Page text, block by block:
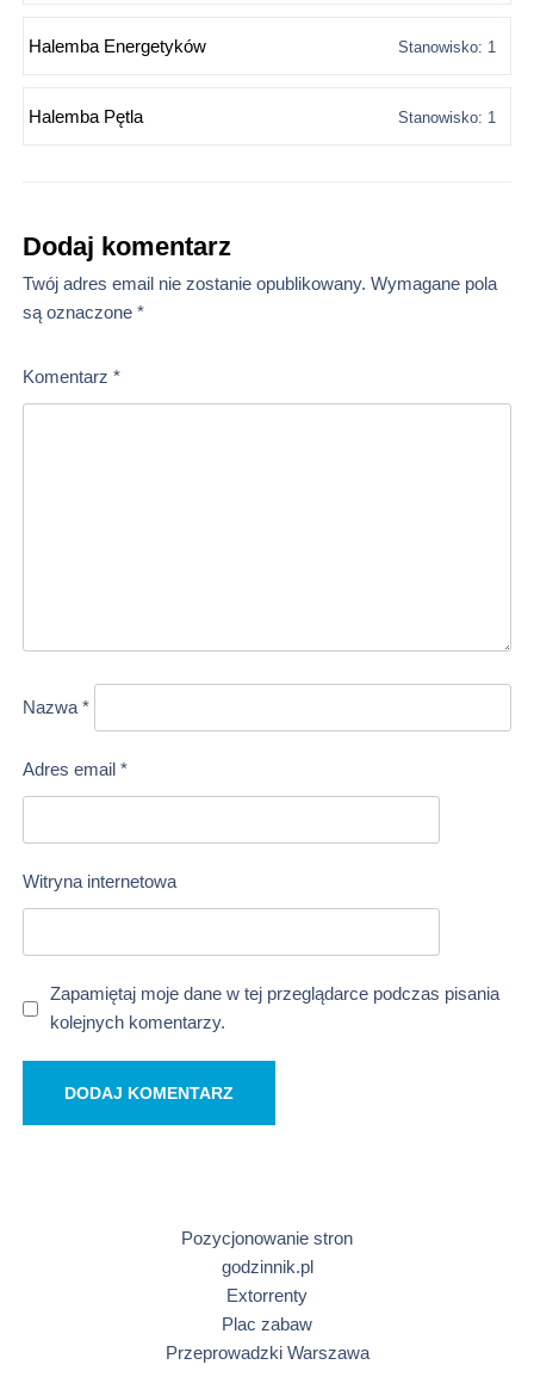
Halemba Energetyków Stanowisko: 1
Halemba Pętla Stanowisko: 1
Dodaj komentarz
Twój adres email nie zostanie opublikowany. Wymagane pola
są oznaczone *
Komentarz *
Nazwa *
Adres email *
Witryna internetowa
Zapamiętaj moje dane w tej przeglądarce podczas pisania
kolejnych komentarzy.
Pozycjonowanie stron
godzinnik.pl
Extorrenty
Plac zabaw
Przeprowadzki Warszawa